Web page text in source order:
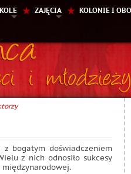
ZAJĘCIA KOLONIE I
bogatym doświadczeniem
z nich odnosiło sukcesy